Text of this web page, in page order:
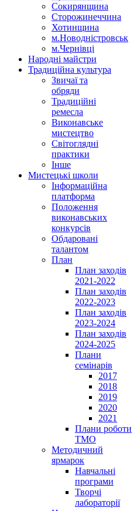
Сокирянщина
Сторожинеччина
Хотинщина
м.Новодністровськ
м.Чернівці
Народні майстри
Традиційна культура
Звичаї та
обряди
Традиційні
ремесла
Виконавське
мистецтво
Світоглядні
практики
Інше
Мистецькі школи
Інформаційна
платформа
Положення
виконавських
конкурсів
Обдаровані
талантом
План
План заходів
2021-2022
План заходів
2022-2023
План заходів
2023-2024
План заходів
2024-2025
Плани
семінарів
2017
2018
2019
2020
2021
Плани роботи
ТМО
Методичний
ярмарок
Навчальні
програми
Творчі
лабораторії